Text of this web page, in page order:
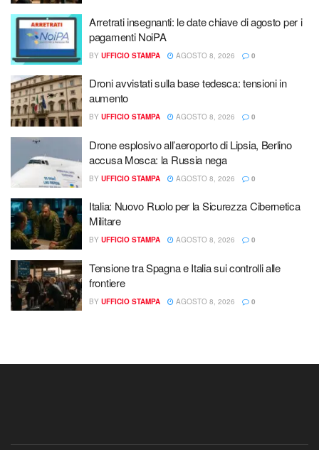
Arretrati insegnanti: le date chiave di agosto per i
pagamenti NoiPA
BY UFFICIO STAMPA AGOSTO 8, 2026 0
Droni avvistati sulla base tedesca: tensioni in
aumento
BY UFFICIO STAMPA AGOSTO 8, 2026 0
Drone esplosivo all’aeroporto di Lipsia, Berlino
accusa Mosca: la Russia nega
BY UFFICIO STAMPA AGOSTO 8, 2026 0
Italia: Nuovo Ruolo per la Sicurezza Cibernetica
Militare
BY UFFICIO STAMPA AGOSTO 8, 2026 0
Tensione tra Spagna e Italia sui controlli alle
frontiere
BY UFFICIO STAMPA AGOSTO 8, 2026 0